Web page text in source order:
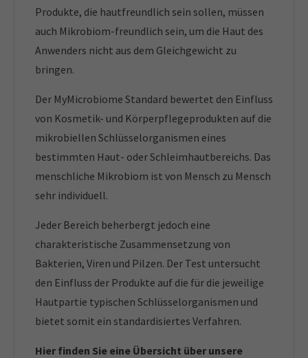
Produkte, die hautfreundlich sein sollen, müssen
auch Mikrobiom-freundlich sein, um die Haut des
Anwenders nicht aus dem Gleichgewicht zu
bringen.
Der MyMicrobiome Standard bewertet den Einfluss
von Kosmetik- und Körperpflegeprodukten auf die
mikrobiellen Schlüsselorganismen eines
bestimmten Haut- oder Schleimhautbereichs. Das
menschliche Mikrobiom ist von Mensch zu Mensch
sehr individuell.
Jeder Bereich beherbergt jedoch eine
charakteristische Zusammensetzung von
Bakterien, Viren und Pilzen. Der Test untersucht
den Einfluss der Produkte auf die für die jeweilige
Hautpartie typischen Schlüsselorganismen und
bietet somit ein standardisiertes Verfahren.
Hier finden Sie eine Übersicht über unsere